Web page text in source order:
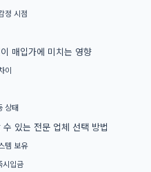
정 시점
매입가에 미치는 영향
이
상태
수 있는 전문 업체 선택 방법
템 보유
시입금